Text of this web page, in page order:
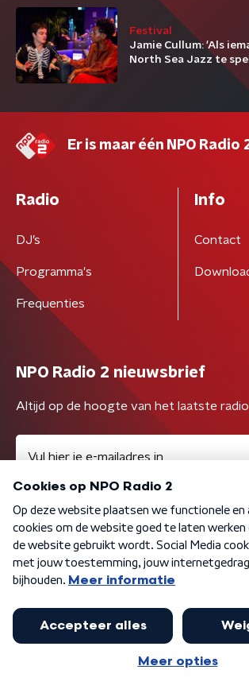
Festival
Jamie Cullum: 'Als
North Sea Jazz te
Er is maar één NPO Radio
Radio
DJ’s
Programma's
Frequenties
Info
Contact
NPO Radio 2 nieuwsbrief
Altijd op de hoogte van het laatste radio
Algemene voorwaarden